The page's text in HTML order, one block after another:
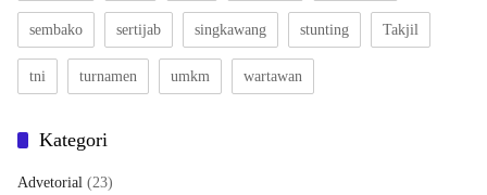
sembako sertijab singkawang stunting Takjil
tni turnamen umkm wartawan
Kategori
Advetorial (23)